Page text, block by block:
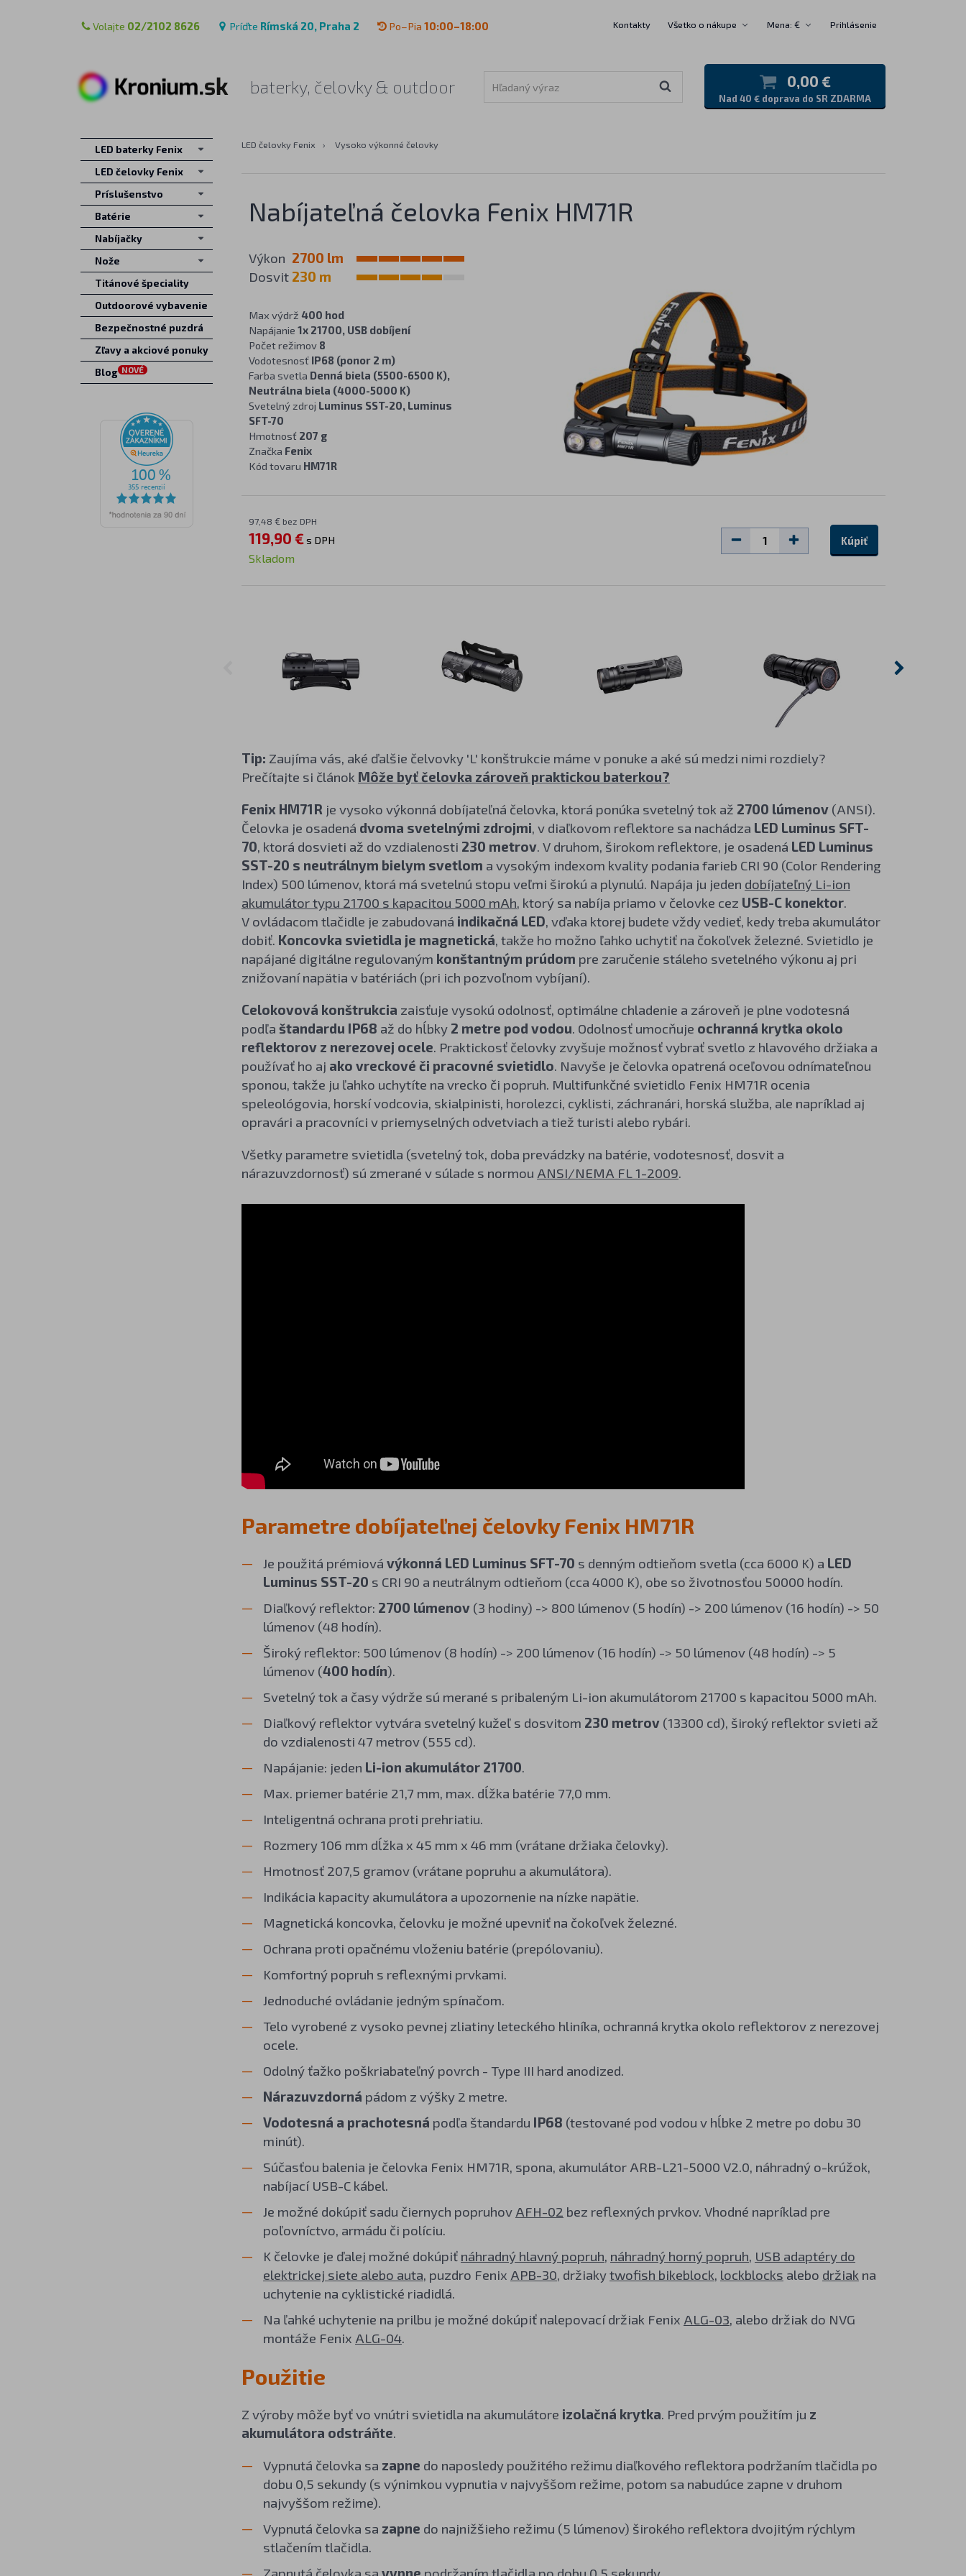
Volajte 02/2102 8626 Príďte Rímská 20, Praha 2 Po–Pia 10:00–18:00 Kontakty Všetko o nákupe Mena: € Prihlásenie
baterky, čelovky & outdoor 0,00 €
Nad 40 € doprava do SR ZDARMA
LED čelovky Fenix › Vysoko výkonné čelovky
Nabíjateľná čelovka Fenix HM71R
Výkon 2700 lm
Dosvit 230 m
Max výdrž 400 hod
Napájanie 1x 21700, USB dobíjení
Počet režimov 8
Vodotesnosť IP68 (ponor 2 m)
Farba svetla Denná biela (5500-6500 K),
Neutrálna biela (4000-5000 K)
Svetelný zdroj Luminus SST-20, Luminus
SFT-70
Hmotnosť 207 g
Značka Fenix
Kód tovaru HM71R
97,48 € bez DPH
119,90 €s DPH
Skladom
Kúpiť
Tip: Zaujíma vás, aké ďalšie čelvovky 'L' konštrukcie máme v ponuke a aké sú medzi nimi rozdiely?
Prečítajte si článok Môže byť čelovka zároveň praktickou baterkou?
Fenix HM71R je vysoko výkonná dobíjateľná čelovka, ktorá ponúka svetelný tok až 2700 lúmenov(ANSI).
Čelovka je osadená dvoma svetelnými zdrojmi, v diaľkovom reflektore sa nachádza LED Luminus SFT-
70, ktorá dosvieti až do vzdialenosti 230 metrov. V druhom, širokom reflektore, je osadená LED Luminus
SST-20 s neutrálnym bielym svetlom a vysokým indexom kvality podania farieb CRI 90 (Color Rendering
Index) 500 lúmenov, ktorá má svetelnú stopu veľmi širokú a plynulú. Napája ju jeden dobíjateľný Li-ion
akumulátor typu 21700 s kapacitou 5000 mAh, ktorý sa nabíja priamo v čelovke cez USB-C konektor.
V ovládacom tlačidle je zabudovaná indikačná LED, vďaka ktorej budete vždy vedieť, kedy treba akumulátor
dobiť. Koncovka svietidla je magnetická, takže ho možno ľahko uchytiť na čokoľvek železné. Svietidlo je
napájané digitálne regulovaným konštantným prúdom pre zaručenie stáleho svetelného výkonu aj pri
znižovaní napätia v batériách (pri ich pozvoľnom vybíjaní).
Celokovová konštrukcia zaisťuje vysokú odolnosť, optimálne chladenie a zároveň je plne vodotesná
podľa štandardu IP68 až do hĺbky 2 metre pod vodou. Odolnosť umocňuje ochranná krytka okolo
reflektorov z nerezovej ocele. Praktickosť čelovky zvyšuje možnosť vybrať svetlo z hlavového držiaka a
používať ho aj ako vreckové či pracovné svietidlo. Navyše je čelovka opatrená oceľovou odnímateľnou
sponou, takže ju ľahko uchytíte na vrecko či popruh. Multifunkčné svietidlo Fenix HM71R ocenia
speleológovia, horskí vodcovia, skialpinisti, horolezci, cyklisti, záchranári, horská služba, ale napríklad aj
opravári a pracovníci v priemyselných odvetviach a tiež turisti alebo rybári.
Všetky parametre svietidla (svetelný tok, doba prevádzky na batérie, vodotesnosť, dosvit a
nárazuvzdornosť) sú zmerané v súlade s normou ANSI/NEMA FL 1-2009.
Parametre dobíjateľnej čelovky Fenix HM71R
Je použitá prémiová výkonná LED Luminus SFT-70 s denným odtieňom svetla (cca 6000 K) a LED
Luminus SST-20 s CRI 90 a neutrálnym odtieňom (cca 4000 K), obe so životnosťou 50000 hodín.
Diaľkový reflektor: 2700 lúmenov(3 hodiny) -> 800 lúmenov (5 hodín) -> 200 lúmenov (16 hodín) -> 50
lúmenov (48 hodín).
Široký reflektor: 500 lúmenov (8 hodín) -> 200 lúmenov (16 hodín) -> 50 lúmenov (48 hodín) -> 5
lúmenov (400 hodín).
Svetelný tok a časy výdrže sú merané s pribaleným Li-ion akumulátorom 21700 s kapacitou 5000 mAh.
Diaľkový reflektor vytvára svetelný kužeľ s dosvitom 230 metrov(13300 cd), široký reflektor svieti až
do vzdialenosti 47 metrov (555 cd).
Napájanie: jeden Li-ion akumulátor 21700.
Max. priemer batérie 21,7 mm, max. dĺžka batérie 77,0 mm.
Inteligentná ochrana proti prehriatiu.
Rozmery 106 mm dĺžka x 45 mm x 46 mm (vrátane držiaka čelovky).
Hmotnosť 207,5 gramov (vrátane popruhu a akumulátora).
Indikácia kapacity akumulátora a upozornenie na nízke napätie.
Magnetická koncovka, čelovku je možné upevniť na čokoľvek železné.
Ochrana proti opačnému vloženiu batérie (prepólovaniu).
Komfortný popruh s reflexnými prvkami.
Jednoduché ovládanie jedným spínačom.
Telo vyrobené z vysoko pevnej zliatiny leteckého hliníka, ochranná krytka okolo reflektorov z nerezovej
ocele.
Odolný ťažko poškriabateľný povrch - Type III hard anodized.
Nárazuvzdorná pádom z výšky 2 metre.
Vodotesná a prachotesná podľa štandardu IP68 (testované pod vodou v hĺbke 2 metre po dobu 30
minút).
Súčasťou balenia je čelovka Fenix HM71R, spona, akumulátor ARB-L21-5000 V2.0, náhradný o-krúžok,
nabíjací USB-C kábel.
Je možné dokúpiť sadu čiernych popruhov AFH-02 bez reflexných prvkov. Vhodné napríklad pre
poľovníctvo, armádu či políciu.
K čelovke je ďalej možné dokúpiť náhradný hlavný popruh, náhradný horný popruh, USB adaptéry do
elektrickej siete alebo auta, puzdro Fenix APB-30, držiakytwofish bikeblock, lockblocks alebo držiak na
uchytenie na cyklistické riadidlá.
Na ľahké uchytenie na prilbu je možné dokúpiť nalepovací držiak Fenix ALG-03, alebo držiak do NVG
montáže Fenix ALG-04.
Použitie
Z výroby môže byť vo vnútri svietidla na akumulátore izolačná krytka. Pred prvým použitím ju z
akumulátora odstráňte.
Vypnutá čelovka sa zapne do naposledy použitého režimu diaľkového reflektora podržaním tlačidla po
dobu 0,5 sekundy (s výnimkou vypnutia v najvyššom režime, potom sa nabudúce zapne v druhom
najvyššom režime).
Vypnutá čelovka sa zapne do najnižšieho režimu (5 lúmenov) širokého reflektora dvojitým rýchlym
stlačením tlačidla.
LED baterky Fenix
LED čelovky Fenix
Príslušenstvo
Batérie
Nabíjačky
Nože
Titánové špeciality
Outdoorové vybavenie
Bezpečnostné puzdrá
Zľavy a akciové ponuky
Blog NOVÉ